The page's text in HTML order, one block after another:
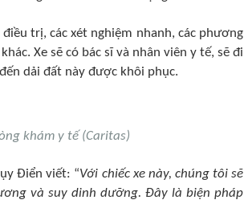
trị, các xét nghiệm nhanh, các phương
Xe sẽ có bác sĩ và nhân viên y tế, sẽ đi
dải đất này được khôi phục.
khám y tế (Caritas)
Điển viết: “Với chiếc xe này, chúng tôi sẽ
và suy dinh dưỡng. Đây là biện pháp